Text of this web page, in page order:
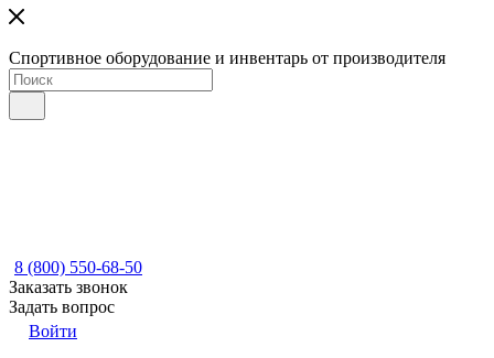
Спортивное оборудование и инвентарь от производителя
8 (800) 550-68-50
Заказать звонок
Задать вопрос
Войти